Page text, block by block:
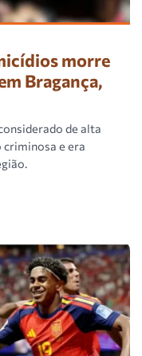
morre
Bragança,
de alta
e era